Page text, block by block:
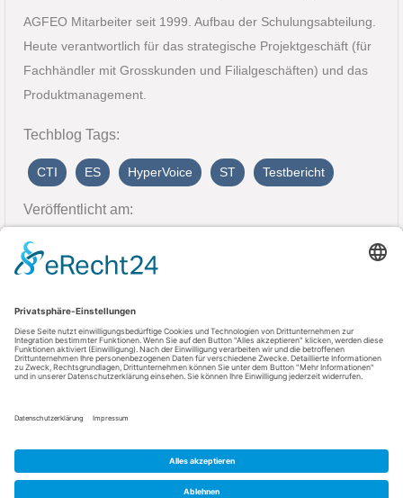
AGFEO Mitarbeiter seit 1999. Aufbau der Schulungsabteilung.
Heute verantwortlich für das strategische Projektgeschäft (für
Fachhändler mit Grosskunden und Filialgeschäften) und das
Produktmanagement.
Techblog Tags:
CTI ES HyperVoice ST Testbericht
Veröffentlicht am:
8. November 2020
Kontakt
AGFEO GmbH & Co. KG
33647 Bielefeld
Fax: +49 521 44709-98555
AGB
Datenschutz